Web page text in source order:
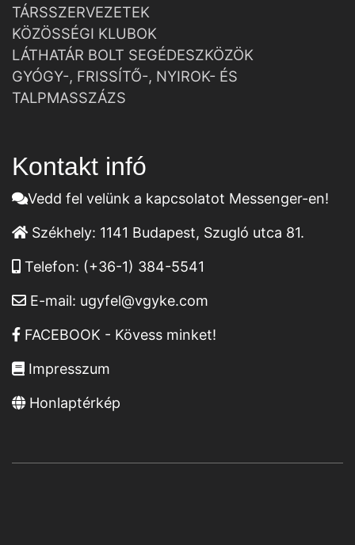
TÁRSSZERVEZETEK
KÖZÖSSÉGI KLUBOK
LÁTHATÁR BOLT SEGÉDESZKÖZÖK
GYÓGY-, FRISSÍTŐ-, NYIROK- ÉS
TALPMASSZÁZS
Kontakt infó
Vedd fel velünk a kapcsolatot Messenger-en!
Székhely: 1141 Budapest, Szugló utca 81.
Telefon: (+36-1) 384-5541
E-mail: ugyfel@vgyke.com
FACEBOOK - Kövess minket!
Impresszum
Honlaptérkép